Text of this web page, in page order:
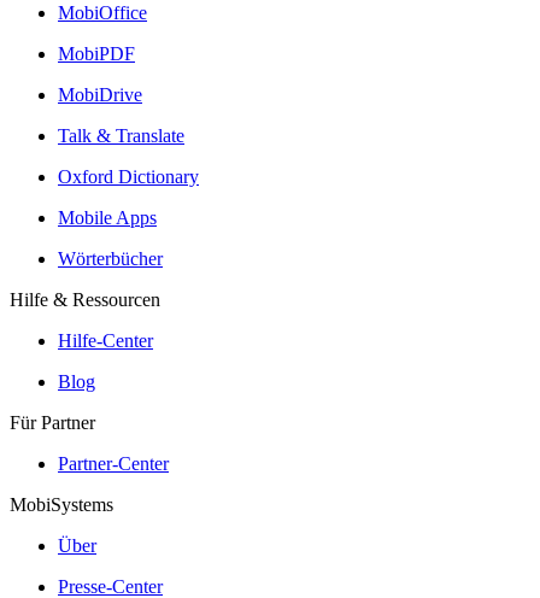
MobiOffice
MobiPDF
MobiDrive
Talk & Translate
Oxford Dictionary
Mobile Apps
Wörterbücher
Hilfe & Ressourcen
Hilfe-Center
Blog
Für Partner
Partner-Center
MobiSystems
Über
Presse-Center